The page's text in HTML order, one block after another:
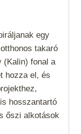
egy
takaró
(Kalin) fonal a
hozza el, és
hosszantartó
őszi alkotások